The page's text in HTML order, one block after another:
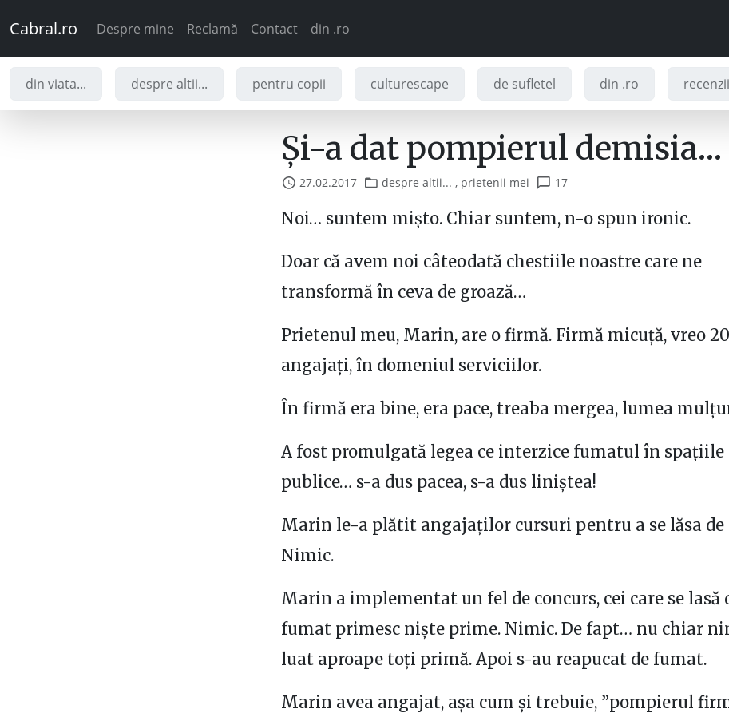
Cabral.ro Despre mine Reclamă Contact din .ro
din viata... despre altii... pentru copii culturescape de sufletel din .ro
Și-a dat pompierul demisia…
27.02.2017 despre altii... , prietenii mei 17
Noi… suntem mișto. Chiar suntem, n-o spun ironic.
Doar că avem noi câteodată chestiile noastre care ne
transformă în ceva de groază…
Prietenul meu, Marin, are o firmă. Firmă micuță, vreo
angajați, în domeniul serviciilor.
În firmă era bine, era pace, treaba mergea, lumea
A fost promulgată legea ce interzice fumatul în spațiile
publice… s-a dus pacea, s-a dus liniștea!
Marin le-a plătit angajaților cursuri pentru a se lăsa
Nimic.
Marin a implementat un fel de concurs, cei care se lasă
fumat primesc niște prime. Nimic. De fapt… nu chiar
luat aproape toți primă. Apoi s-au reapucat de fumat.
Marin avea angajat, așa cum și trebuie, ”pompierul